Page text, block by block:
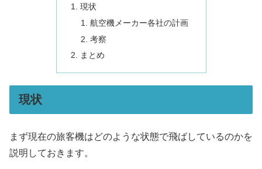
現状
航空機メーカー各社の計画
考察
まとめ
現状
まず現在の旅客機はどのような状態で飛ばしているのかを
説明しておきます。